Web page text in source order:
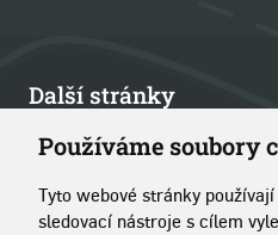
Používáme soubory
Tyto webové stránky
sledovací nástroje s cílem
Další stránky
Články
Kontakt